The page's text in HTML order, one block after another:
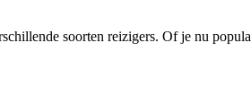
soorten reizigers. Of je nu